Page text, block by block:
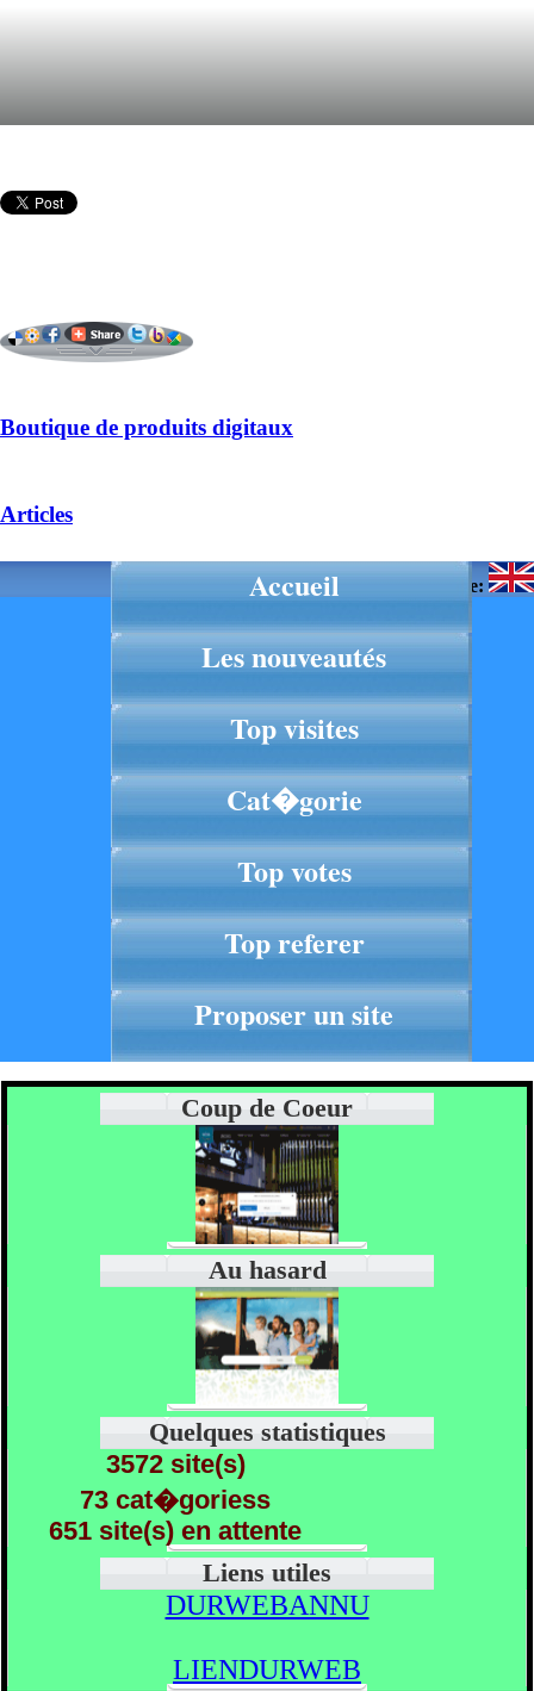
Boutique de produits digitaux
Articles
Langue:
Accueil
Les nouveautés
Top visites
Cat�gorie
Top votes
Top referer
Proposer un site
Coup de Coeur
Au hasard
Quelques statistiques
3572 site(s)
73 cat�goriess
651 site(s) en attente
Liens utiles
DURWEBANNU
LIENDURWEB